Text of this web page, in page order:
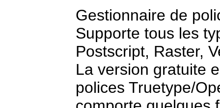
Gestionnaire de
Supporte tous les
Postscript, Raster,
La version gratuite
polices Truetype/